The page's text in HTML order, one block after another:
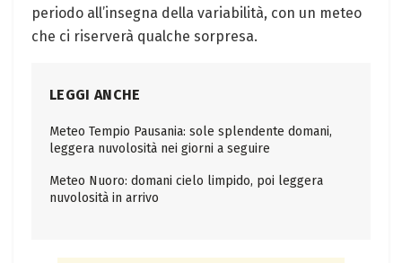
periodo all’insegna della variabilità, con un meteo
che ci riserverà qualche sorpresa.
LEGGI ANCHE
Meteo Tempio Pausania: sole splendente domani,
leggera nuvolosità nei giorni a seguire
Meteo Nuoro: domani cielo limpido, poi leggera
nuvolosità in arrivo